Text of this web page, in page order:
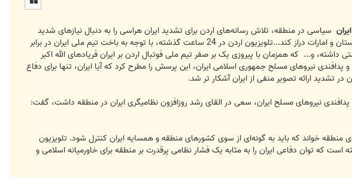
سیاسی در منطقه، تلاش‌ رسانه‌های اردن برای تشدید ایران هراسی را به دنبال نیازهای شدید
مادی این کشور می‌دانند که مجبور است، همواره دست‌ نیاز خود را به سوی کشورهایی همچون عربستان و امارات دراز کند...تلویزیون اردن در 24 ساعت گذشته، با توجه به باخت تیم ملی ایران در برابر
و... که همزمان با پیروزی یک بر صفر تیم ملی فوتبال اردن بر ایران فریادهای الله اکبر
نیروهای مسلح جمهوری اسلامی ایران، این پرسش را مطرح کرد که آیا ایران، تنها برای دفاع
تشدید ارائه تصویر منفی از ایران آشکار تر شد.
نیروهای مسلح ایران، سعی در القای رشد روزافزون نظامیگری ایران در منطقه داشت، گفت:
منطقه خواند که باید به گونه‌ای از سوی کشورهای منطقه و همسایه ایران کنترل شود. تلویزیون
که توان دفاعی ایران را به مثابه یک فشار نظامی پرقدرت بر منطقه برای خاورمیانه اسلامی و